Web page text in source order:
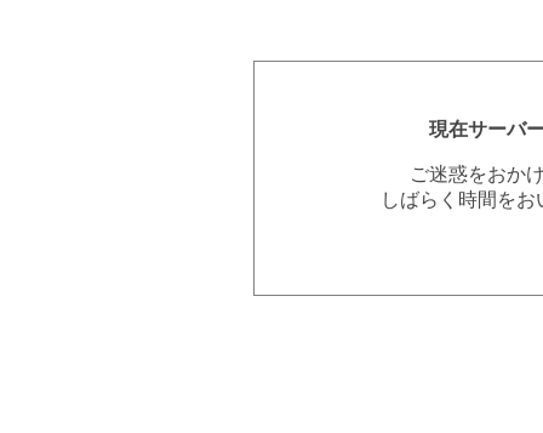
現在サーバ
ご迷惑をおか
しばらく時間を